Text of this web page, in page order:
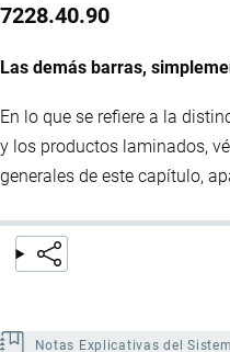
7228.40.90
Las demás barras,
En lo que se refiere a la
y los productos laminados,
generales de este capítulo,
Notas Explicativas del